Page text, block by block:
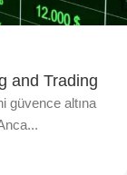
and Trading
güvence altına